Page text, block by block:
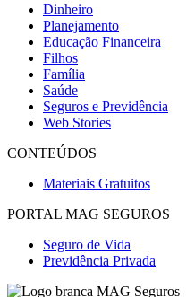
Dinheiro
Planejamento
Educação Financeira
Filhos
Família
Saúde
Seguros e Previdência
Web Stories
CONTEÚDOS
Materiais Gratuitos
PORTAL MAG SEGUROS
Seguro de Vida
Previdência Privada